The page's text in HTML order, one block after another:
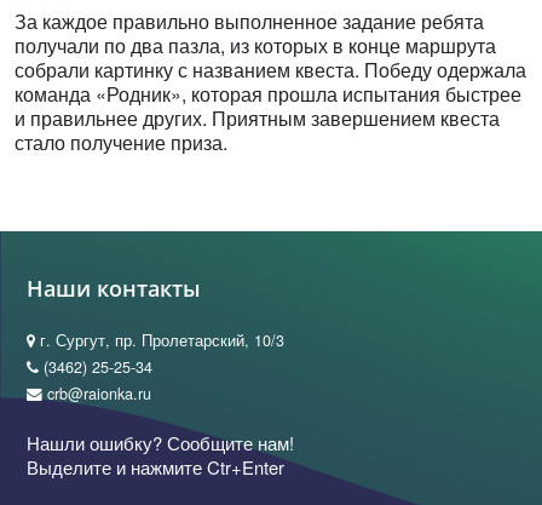
За каждое правильно выполненное задание ребята
получали по два пазла, из которых в конце маршрута
собрали картинку с названием квеста. Победу одержала
команда «Родник», которая прошла испытания быстрее
и правильнее других. Приятным завершением квеста
стало получение приза.
Наши контакты
г. Сургут, пр. Пролетарский, 10/3
(3462) 25-25-34
crb@raionka.ru
Нашли ошибку? Сообщите нам!
Выделите и нажмите Ctr+Enter